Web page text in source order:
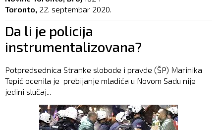
Toronto, 22. septembar 2020.
Da li je policija
instrumentalizovana?
Potpredsednica Stranke slobode i pravde (ŠP) Marinika
Tepić ocenila je prebijanje mladića u Novom Sadu nije
jedini slučaj...